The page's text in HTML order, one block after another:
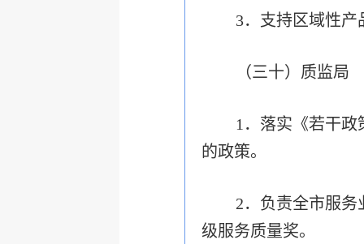
3．支持区域性
（三十）质监局
1．落实《若干
的政策。
2．负责全市服务
级服务质量奖。